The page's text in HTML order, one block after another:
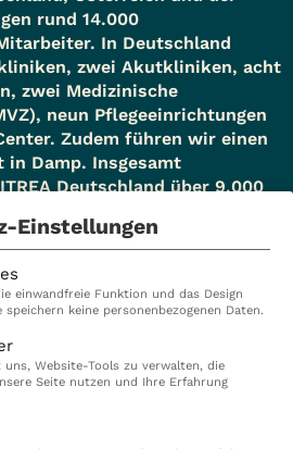
rund 14.000
In Deutschland
zwei Akutkliniken, acht
zwei Medizinische
neun Pflegeeinrichtungen
Zudem führen wir einen
Damp. Insgesamt
Deutschland über 9.000
Ambulant
Karriere
Einstellungen
einwandfreie Funktion und das Design
keine personenbezogenen Daten.
uns, Website-Tools zu verwalten, die
Seite nutzen und Ihre Erfahrung